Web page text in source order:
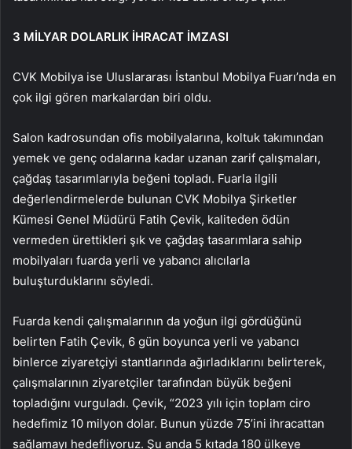
3 MİLYAR DOLARLIK İHRACAT İMZASI
CVK Mobilya ise Uluslararası İstanbul Mobilya Fuarı’nda en
çok ilgi gören markalardan biri oldu.
Salon kadrosundan ofis mobilyalarına, koltuk takımından
yemek ve genç odalarına kadar uzanan zarif çalışmaları,
çağdaş tasarımlarıyla beğeni topladı. Fuarla ilgili
değerlendirmelerde bulunan CVK Mobilya Şirketler
Kümesi Genel Müdürü Fatih Çevik, kaliteden ödün
vermeden ürettikleri şık ve çağdaş tasarımlara sahip
mobilyaları fuarda yerli ve yabancı alıcılarla
buluşturduklarını söyledi.
Fuarda kendi çalışmalarının da yoğun ilgi gördüğünü
belirten Fatih Çevik, 6 gün boyunca yerli ve yabancı
binlerce ziyaretçiyi stantlarında ağırladıklarını belirterek,
çalışmalarının ziyaretçiler tarafından büyük beğeni
topladığını vurguladı. Çevik, “2023 yılı için toplam ciro
hedefimiz 10 milyon dolar. Bunun yüzde 75’ini ihracattan
sağlamayı hedefliyoruz. Şu anda 5 kıtada 180 ülkeye